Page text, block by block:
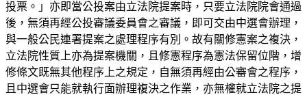
投票。」亦即當公投案由立法院提案時，只要立法院院會通過
後，無須再經公投審議委員會之審議，即可交由中選會辦理，
與一般公民連署提案之處理程序有別。故有關修憲案之複決，
立法院性質上亦為提案機關，且修憲程序為憲法保留位階，增
修條文既無其他程序上之規定，自無須再經由公審會之程序，
且中選會只能就執行面辦理複決之作業，亦無權就立法院之提